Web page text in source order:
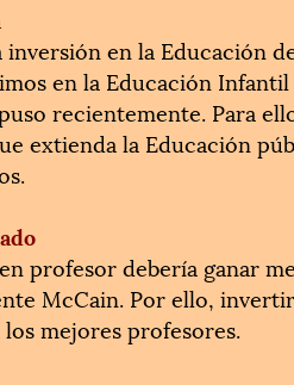
inversión en la Educación
en la Educación
recientemente. Para
extienda la Educación
profesor debería ganar
McCain. Por ello,
los mejores profesores.